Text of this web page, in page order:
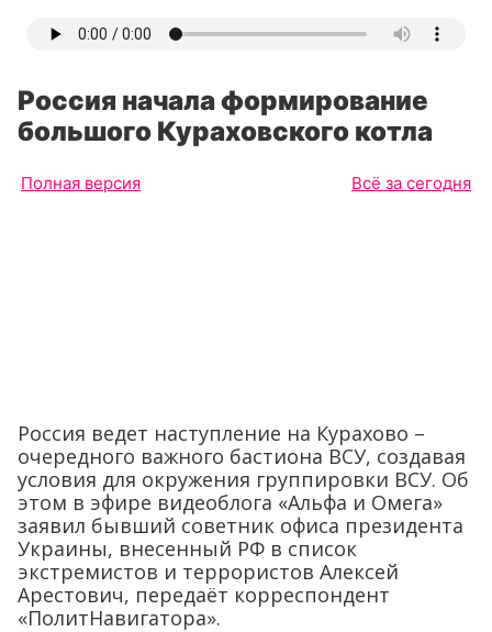
Россия начала формирование
большого Кураховского котла
Полная версия Всё за сегодня
Россия ведет наступление на Курахово –
очередного важного бастиона ВСУ, создавая
условия для окружения группировки ВСУ. Об
этом в эфире видеоблога «Альфа и Омега»
заявил бывший советник офиса президента
Украины, внесенный РФ в список
экстремистов и террористов Алексей
Арестович, передаёт корреспондент
«ПолитНавигатора».